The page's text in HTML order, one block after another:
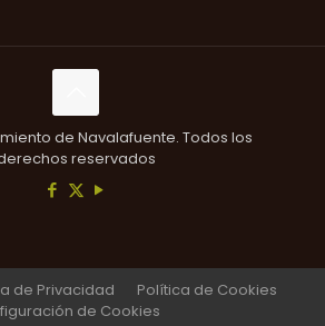
de Navalafuente. Todos los
reservados
de Privacidad
Política de Cookies
de Cookies